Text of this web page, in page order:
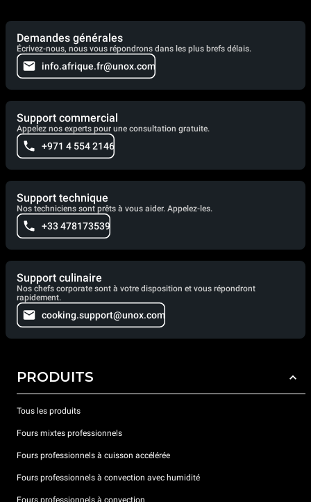
Demandes générales
Écrivez-nous, nous vous répondrons dans les plus brefs délais.
info.afrique.fr@unox.com
Support commercial
Appelez nos experts pour une consultation gratuite.
+971 4 554 2146
Support technique
Nos techniciens sont prêts à vous aider. Appelez-les.
+33 478173539
Support culinaire
Nos chefs corporate sont à votre disposition et vous répondront
rapidement.
cooking.support@unox.com
PRODUITS
Tous les produits
Fours mixtes professionnels
Fours professionnels à cuisson accélérée
Fours professionnels à convection avec humidité
Fours professionnels à convection